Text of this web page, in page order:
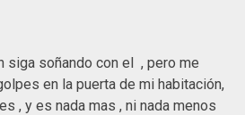
siga soñando con el , pero me
en la puerta de mi habitación,
, y es nada mas , ni nada menos